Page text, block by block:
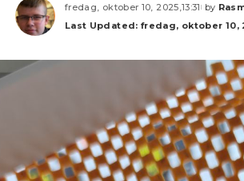
fredag, oktober 10, 2025,13:31
Posted
by
by
Last Updated: fredag, oktober 10,